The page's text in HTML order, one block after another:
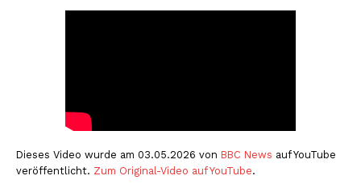
Dieses Video wurde am 03.05.2026 von BBC News auf YouTube
veröffentlicht. Zum Original-Video auf YouTube.